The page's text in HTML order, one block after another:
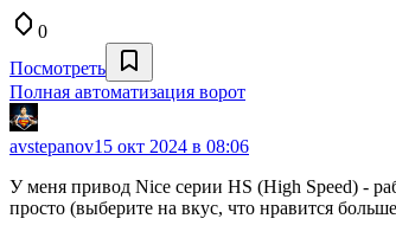
0
Посмотреть
Полная автоматизация ворот
avstepanov15 окт 2024 в 08:06
У меня привод Nice серии HS (High Speed) -
просто (выберите на вкус, что нравится